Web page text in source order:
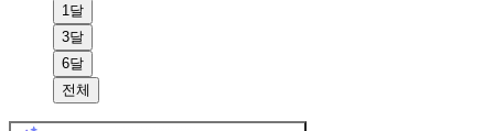
1달
3달
6달
전체